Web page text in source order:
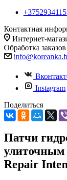
Контактная
Интернет-
Обработка
Instagram
Поделиться
Патчи
Repair